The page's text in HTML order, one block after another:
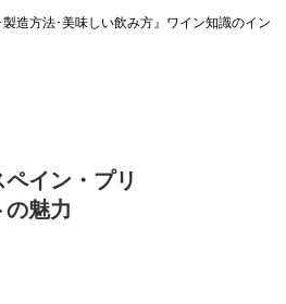
造方法･美味しい飲み方』ワイン知識のイン
イン・プリ
の魅力